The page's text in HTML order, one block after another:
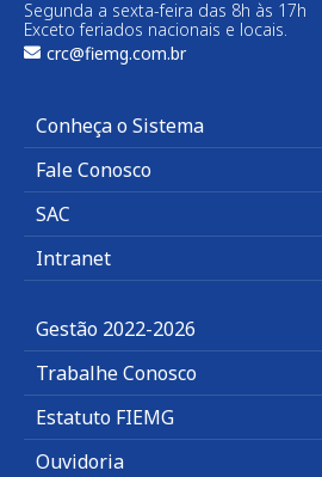
Segunda a sexta-feira das 8h às 17h
Exceto feriados nacionais e locais.
crc@fiemg.com.br
Conheça o Sistema
Fale Conosco
SAC
Intranet
Gestão 2022-2026
Trabalhe Conosco
Estatuto FIEMG
Ouvidoria